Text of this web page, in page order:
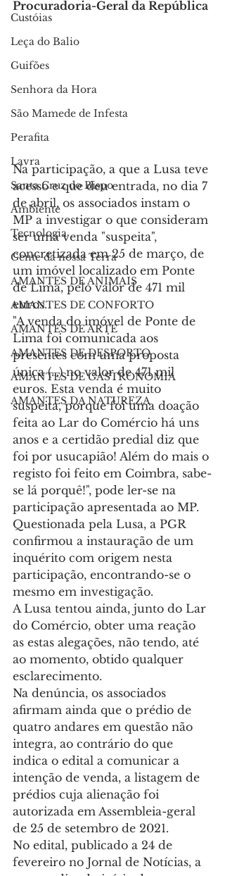
Custóias
Leça do Balio
Guifões
Senhora da Hora
São Mamede de Infesta
Perafita
Lavra
Santa Cruz do Bispo
Ambiente
Tecnologia
Gente da nossa Terra
AMANTES DE ANIMAIS
AMANTES DE CONFORTO
AMANTES DE ARTE
AMANTES DE DESPORTO
AMANTES DE GASTRONOMIA
AMANTES DA NATUREZA
Procuradoria-Geral da República
Na participação, a que a Lusa teve
acesso e que deu entrada, no dia 7
de abril, os associados instam o
MP a investigar o que consideram
ser uma venda "suspeita",
concretizada em 25 de março, de
um imóvel localizado em Ponte
de Lima, pelo valor de 471 mil
euros.
"A venda do imóvel de Ponte de
Lima foi comunicada aos
presentes com uma proposta
única (…) no valor de 471 mil
euros. Esta venda é muito
suspeita, porque foi uma doação
feita ao Lar do Comércio há uns
anos e a certidão predial diz que
foi por usucapião! Além do mais o
registo foi feito em Coimbra, sabe-
se lá porquê!", pode ler-se na
participação apresentada ao MP.
Questionada pela Lusa, a PGR
confirmou a instauração de um
inquérito com origem nesta
participação, encontrando-se o
mesmo em investigação.
A Lusa tentou ainda, junto do Lar
do Comércio, obter uma reação
as estas alegações, não tendo, até
ao momento, obtido qualquer
esclarecimento.
Na denúncia, os associados
afirmam ainda que o prédio de
quatro andares em questão não
integra, ao contrário do que
indica o edital a comunicar a
intenção de venda, a listagem de
prédios cuja alienação foi
autorizada em Assembleia-geral
de 25 de setembro de 2021.
No edital, publicado a 24 de
fevereiro no Jornal de Notícias, a